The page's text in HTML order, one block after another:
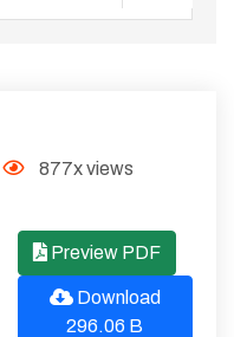
877x views
Preview PDF
Download
296.06 B